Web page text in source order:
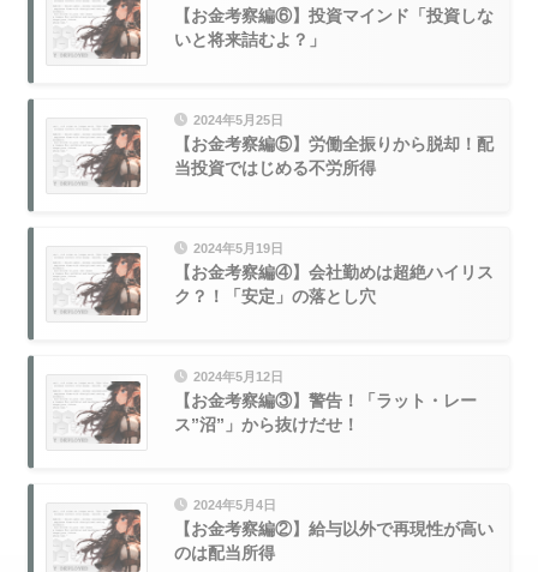
【お金考察編⑥】投資マインド「投資しな
いと将来詰むよ？」
2024年5月25日
【お金考察編⑤】労働全振りから脱却！配
当投資ではじめる不労所得
2024年5月19日
【お金考察編④】会社勤めは超絶ハイリス
ク？！「安定」の落とし穴
2024年5月12日
【お金考察編③】警告！「ラット・レー
ス”沼”」から抜けだせ！
2024年5月4日
【お金考察編②】給与以外で再現性が高い
のは配当所得